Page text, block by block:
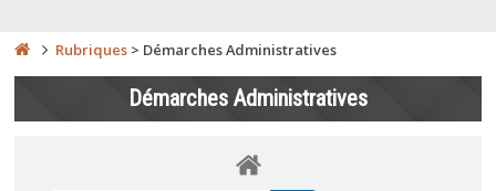
Rubriques > Démarches Administratives
Démarches Administratives